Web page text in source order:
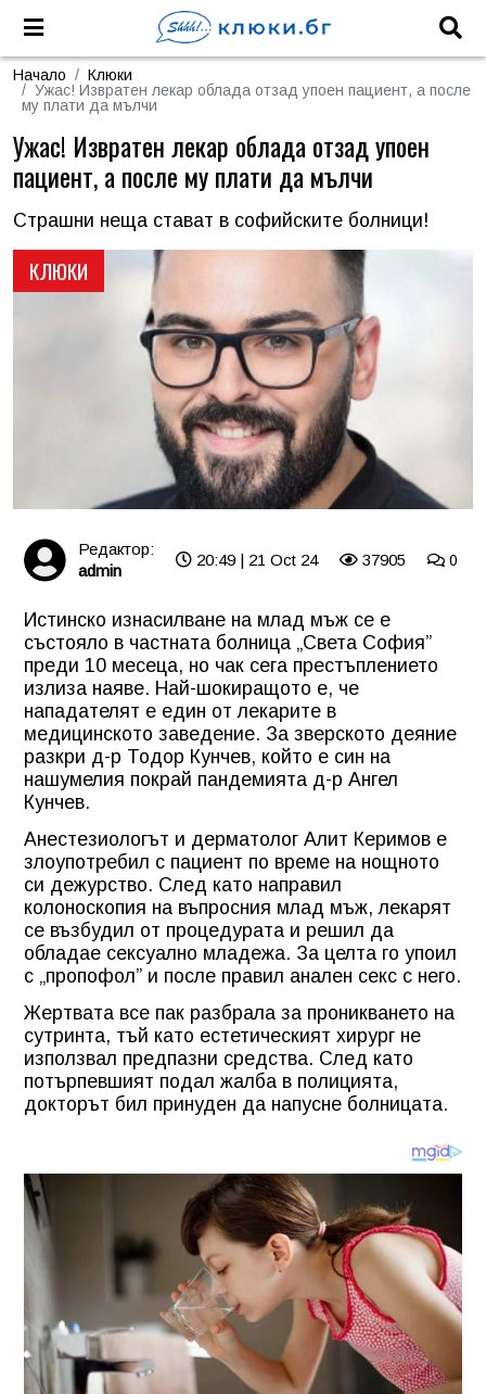
Начало
Клюки
Ужас! Извратен лекар облада отзад упоен пациент, а после
му плати да мълчи
КЛЮКИ
Ужас! Извратен лекар облада отзад упоен
пациент, а после му плати да мълчи
Страшни неща стават в софийските болници!
Редактор:
admin
20:49 | 21 Oct 24 37905 0
Истинско изнасилване на млад мъж се е
състояло в частната болница „Света София”
преди 10 месеца, но чак сега престъплението
излиза наяве. Най-шокиращото е, че
нападателят е един от лекарите в
медицинското заведение. За зверското деяние
разкри д-р Тодор Кунчев, който е син на
нашумелия покрай пандемията д-р Ангел
Кунчев.
Анестезиологът и дерматолог Алит Керимов е
злоупотребил с пациент по време на нощното
си дежурство. След като направил
колоноскопия на въпросния млад мъж, лекарят
се възбудил от процедурата и решил да
обладае сексуално младежа. За целта го упоил
с „пропофол” и после правил анален секс с него.
Жертвата все пак разбрала за проникването на
сутринта, тъй като естетическият хирург не
използвал предпазни средства. След като
потърпевшият подал жалба в полицията,
докторът бил принуден да напусне болницата.